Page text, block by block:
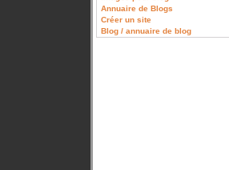
Annuaire de Blogs
Créer un site
Blog / annuaire de blog